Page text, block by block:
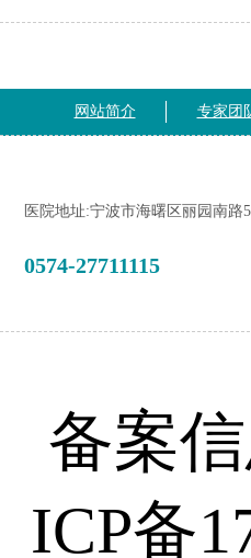
网站简介 专家团
医院地址:宁波市海曙区丽园南路
0574-27711115
备案
ICP备